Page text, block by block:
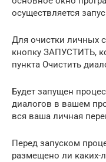
осуществляется
Для очистки личных
кнопку ЗАПУСТИТЬ,
пункта Очистить
Будет запущен
диалогов в вашем
вся ваша личная
Перед запуском
размещено ли каких-